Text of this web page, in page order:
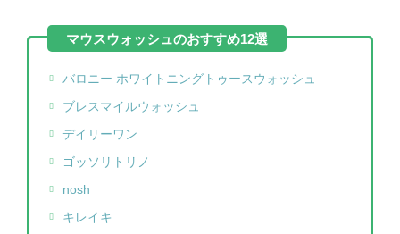
バロニー ホワイトニングトゥースウォッシュ
ブレスマイルウォッシュ
デイリーワン
ゴッソリトリノ
nosh
キレイキ